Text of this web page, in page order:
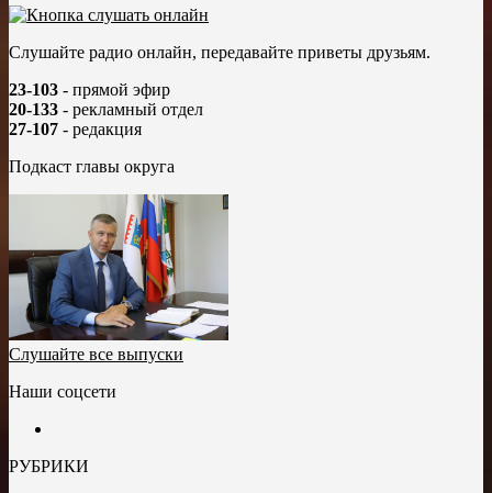
Слушайте радио онлайн, передавайте приветы друзьям.
23-103 - прямой эфир
20-133 - рекламный отдел
27-107 - редакция
Подкаст главы округа
Слушайте все выпуски
Наши соцсети
РУБРИКИ